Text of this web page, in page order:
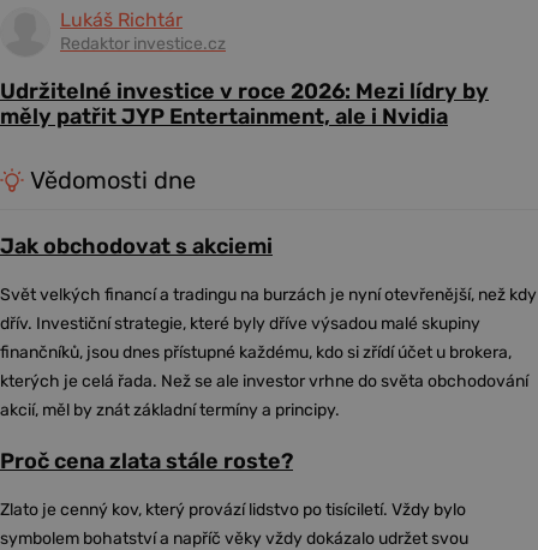
Lukáš Richtár
Redaktor investice.cz
Udržitelné investice v roce 2026: Mezi lídry by
měly patřit JYP Entertainment, ale i Nvidia
Vědomosti dne
Jak obchodovat s akciemi
Svět velkých financí a tradingu na burzách je nyní otevřenější, než kdy
dřív. Investiční strategie, které byly dříve výsadou malé skupiny
finančníků, jsou dnes přístupné každému, kdo si zřídí účet u brokera,
kterých je celá řada. Než se ale investor vrhne do světa obchodování
akcií, měl by znát základní termíny a principy.
Proč cena zlata stále roste?
Zlato je cenný kov, který provází lidstvo po tisíciletí. Vždy bylo
symbolem bohatství a napříč věky vždy dokázalo udržet svou